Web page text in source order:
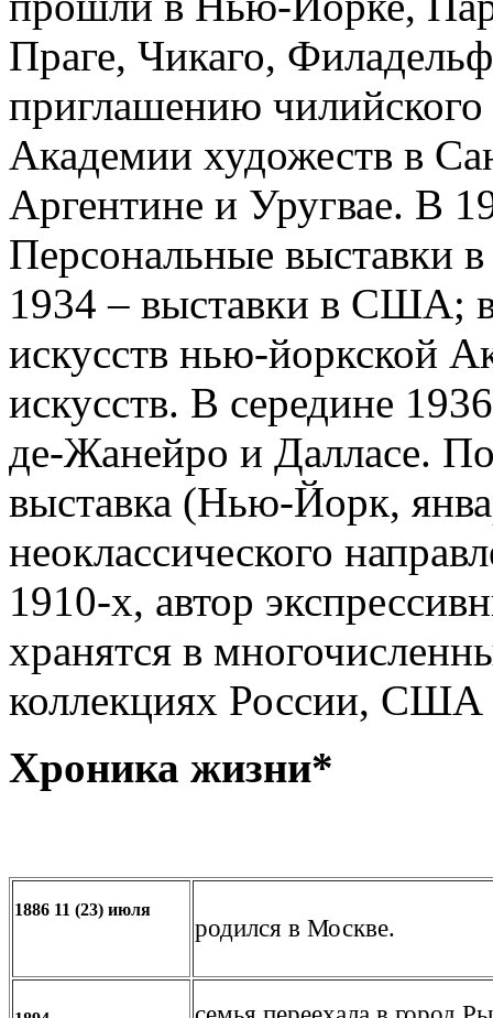
Праге, Чикаго,
приглашению чилийского
Академии художеств в
Аргентине и Уругвае. В
Персональные выставки
1934 – выставки в США; в
искусств нью-йоркской
искусств. В середине
де-Жанейро и Далласе.
выставка (Нью-Йорк,
неоклассического
1910-х, автор
хранятся в
коллекциях России, США
Хроника жизни*
1886 11 (23) июля
родился в Москве.